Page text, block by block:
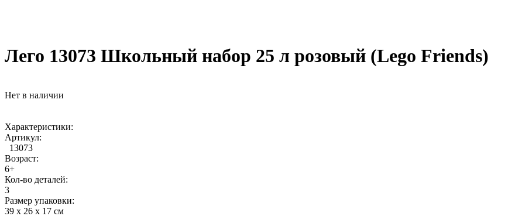
Лего 13073 Школьный набор 25 л розовый (Lego Friends)
Нет в наличии
Характеристики:
Артикул:
13073
Возраст:
6+
Кол-во деталей:
3
Размер упаковки:
39 х 26 х 17 см